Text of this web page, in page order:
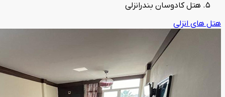
هتل کادوسان بندرانزلی
هتل های انزلی